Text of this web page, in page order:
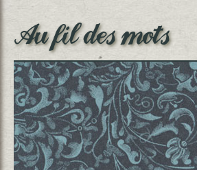
Au fil des mots